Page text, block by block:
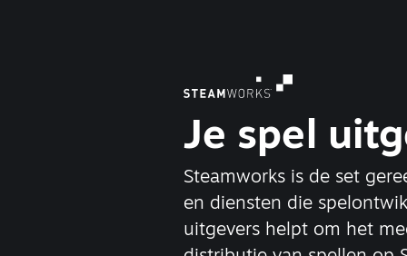
Je spel
Steamworks is de set
en diensten die
uitgevers helpt om het